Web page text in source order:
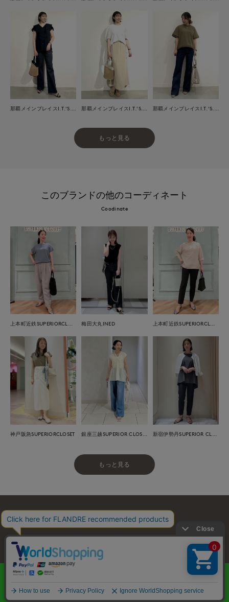
もっと見る
このブランドの他のコーディネート
Coodinate
梅田大丸INED
神戸阪急SUPERIORCLOSET
もっと見る
お問い合わせ 利用規約 プライバシーポリシー
特定商取引・古物営業法に基づく表示